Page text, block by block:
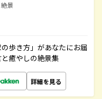
景
歩き方」があなたにお届
癒やしの絶景集
詳細を見る